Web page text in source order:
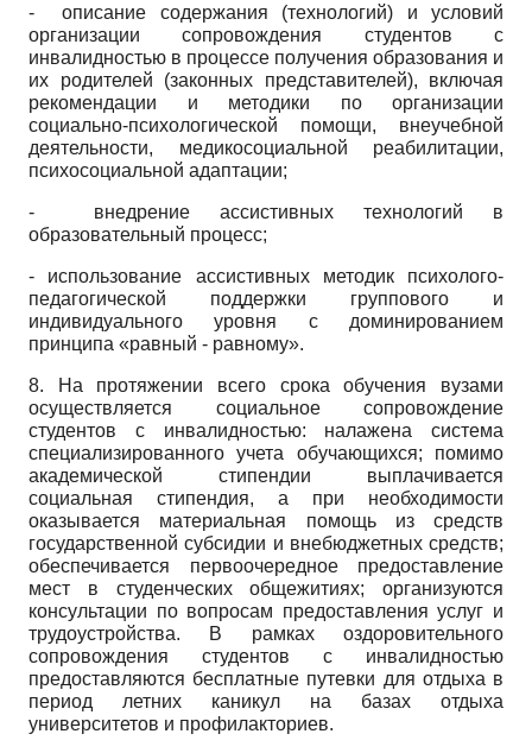
- описание содержания (технологий) и условий
организации сопровождения студентов с
инвалидностью в процессе получения образования и
их родителей (законных представителей), включая
рекомендации и методики по организации
социально-психологической помощи, внеучебной
деятельности, медико­социальной реабилитации,
психосоциальной адаптации;
- внедрение ассистивных технологий в
образовательный процесс;
- использование ассистивных методик психолого-
педагогической поддержки группового и
индивидуального уровня с доминированием
принципа «равный - равному».
8. На протяжении всего срока обучения вузами
осуществляется социальное сопровождение
студентов с инвалидностью: налажена система
специализированного учета обучающихся; помимо
академической стипендии выплачивается
социальная стипендия, а при необходимости
оказывается материальная помощь из средств
государственной субсидии и внебюджетных средств;
обеспечивается первоочередное предоставление
мест в студенческих общежитиях; организуются
консультации по вопросам предоставления услуг и
трудоустройства. В рамках оздоровительного
сопровождения студентов с инвалидностью
предоставляются бесплатные путевки для отдыха в
период летних каникул на базах отдыха
университетов и профилакториев.